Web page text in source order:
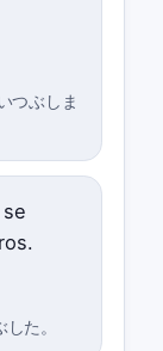
つぶしま
た。